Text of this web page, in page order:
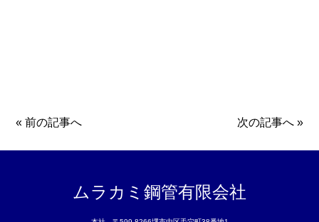
«前の記事へ 次の記事へ»
ムラカミ鋼管有限会社